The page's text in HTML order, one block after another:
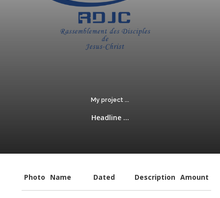
My project ...
Headline ...
Photo Name Dated Description Amount